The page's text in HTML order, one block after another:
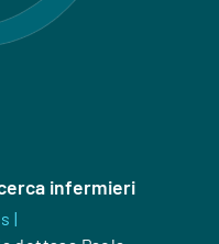
infermieri
|